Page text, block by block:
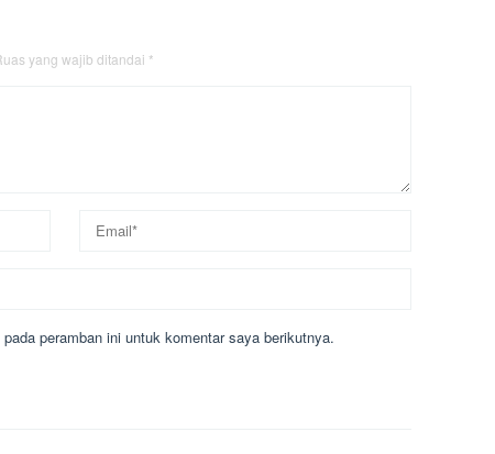
yang wajib ditandai *
peramban ini untuk komentar saya berikutnya.